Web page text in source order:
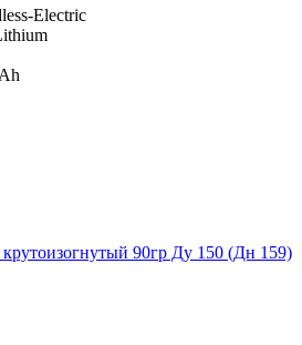
Electric
90гр Ду 150 (Дн 159)